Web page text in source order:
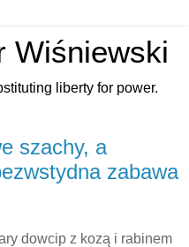
Wiśniewski
liberty for power.
szachy, a
zabawa
dowcip z kozą i rabinem